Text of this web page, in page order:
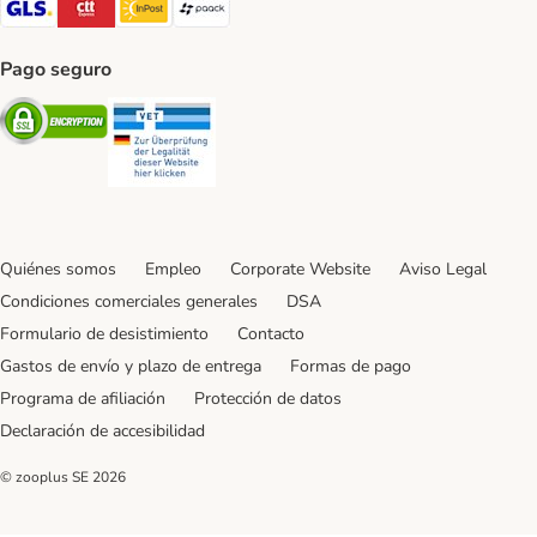
Pago seguro
Security
Quiénes somos Empleo Corporate Website
Aviso Legal
Condiciones comerciales generales
DSA
Formulario de desistimiento
Contacto
Gastos de envío y plazo de entrega
Formas de pago
Programa de afiliación
Protección de datos
Declaración de accesibilidad
© zooplus SE 2026